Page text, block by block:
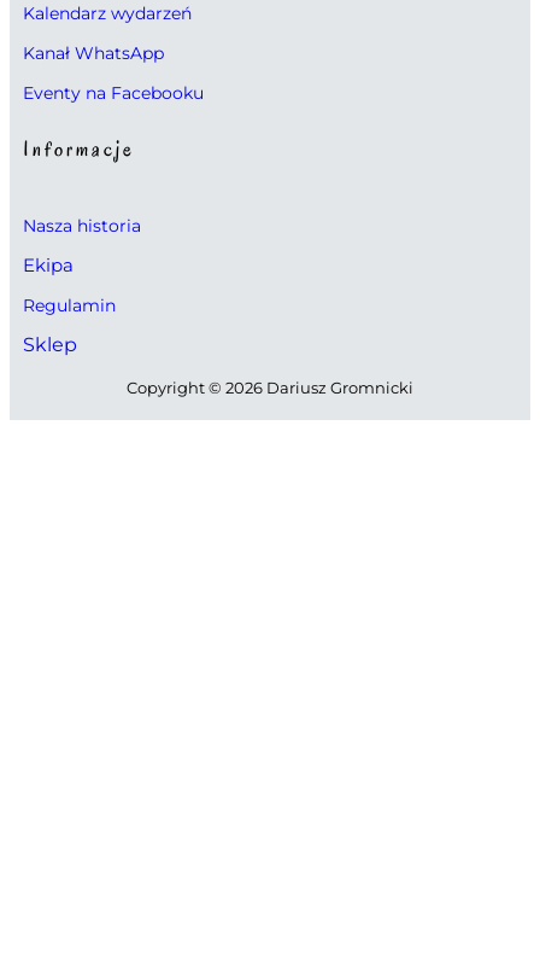
Kalendarz wydarzeń
Kanał WhatsApp
Eventy na Facebooku
Informacje
Nasza historia
Ekipa
Regulamin
Sklep
Copyright © 2026 Dariusz Gromnicki